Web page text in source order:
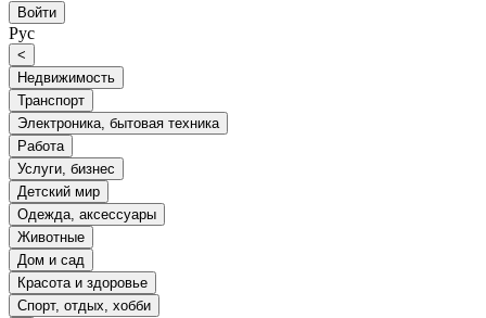
Войти
Рус
<
Недвижимость
Транспорт
Электроника, бытовая техника
Работа
Услуги, бизнес
Детский мир
Одежда, аксессуары
Животные
Дом и сад
Красота и здоровье
Спорт, отдых, хобби